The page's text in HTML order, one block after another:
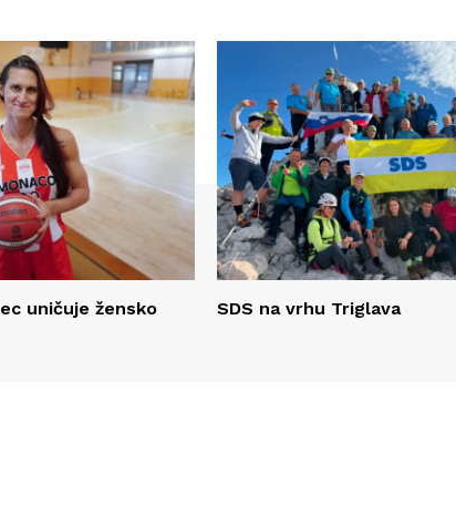
uničuje žensko
SDS na vrhu Triglava